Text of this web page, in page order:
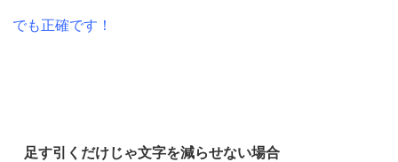
でも正確です！
足す引くだけじゃ文字を減らせない場合